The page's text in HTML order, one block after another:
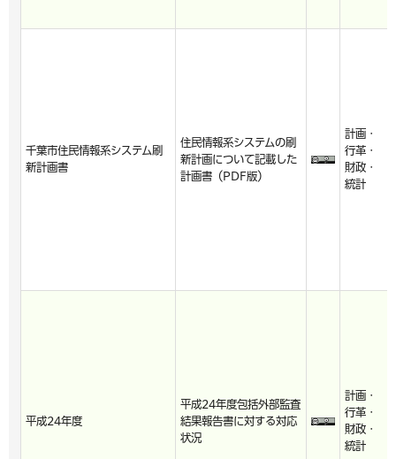
千葉市住民情報系システム刷
新計画書
住民情報系システムの刷
新計画について記載した
計画書（PDF版）
計画・
行革・
財政・
統計
平成24年度
平成24年度包括外部監査
結果報告書に対する対応
状況
計画・
行革・
財政・
統計